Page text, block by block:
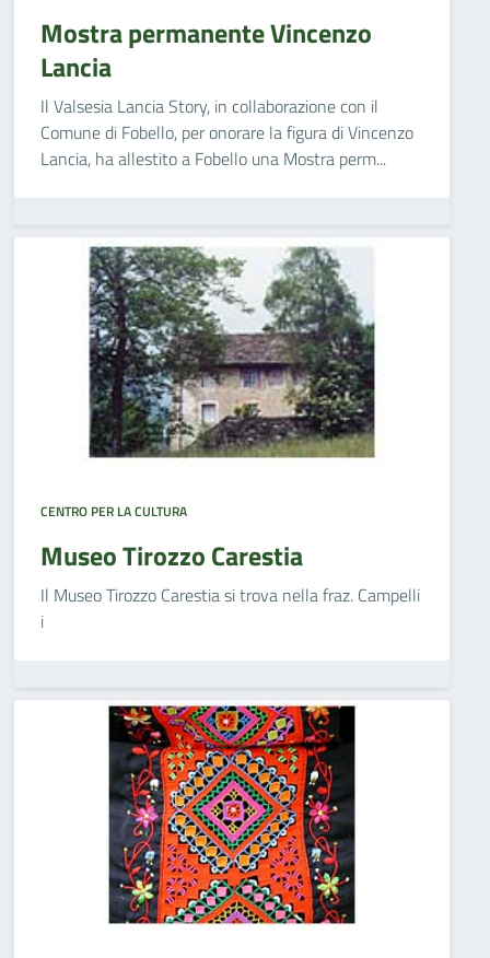
Mostra permanente Vincenzo
Lancia
Il Valsesia Lancia Story, in collaborazione con il
Comune di Fobello, per onorare la figura di Vincenzo
Lancia, ha allestito a Fobello una Mostra perm...
CENTRO PER LA CULTURA
Museo Tirozzo Carestia
Il Museo Tirozzo Carestia si trova nella fraz. Campelli
i